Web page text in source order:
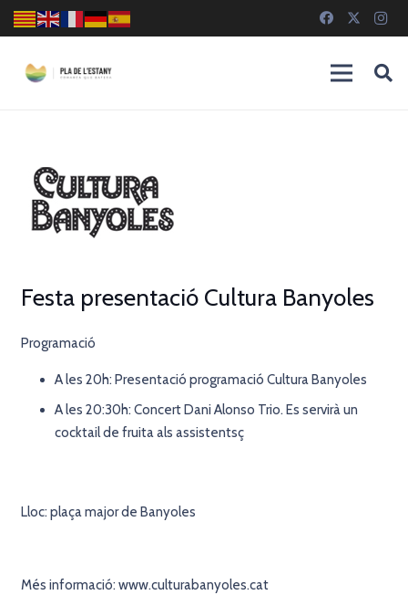
Festa presentació Cultura Banyoles
Programació
A les 20h: Presentació programació Cultura Banyoles
A les 20:30h: Concert Dani Alonso Trio. Es servirà un
cocktail de fruita als assistentsç
Lloc: plaça major de Banyoles
Més informació: www.culturabanyoles.cat